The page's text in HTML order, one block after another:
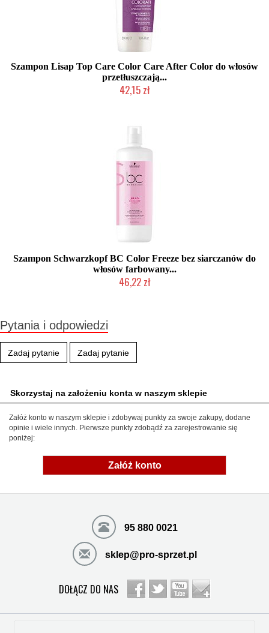
Szampon Lisap Top Care Color Care After Color do włosów
przetłuszczają...
42,15 zł
Szampon Schwarzkopf BC Color Freeze bez siarczanów do
włosów farbowany...
46,22 zł
Pytania i odpowiedzi
Zadaj pytanie Zadaj pytanie
Skorzystaj na założeniu konta w naszym sklepie
Załóż konto w naszym sklepie i zdobywaj punkty za swoje zakupy, dodane
opinie i wiele innych. Pierwsze punkty zdobądź za zarejestrowanie się
poniżej:
Załóż konto
95 880 0021
sklep@pro-sprzet.pl
DOŁĄCZ DO NAS